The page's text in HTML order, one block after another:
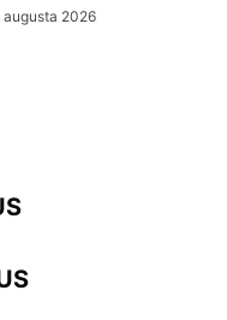
augusta 2026